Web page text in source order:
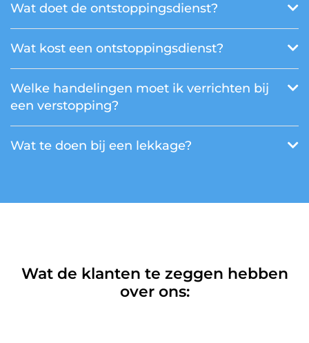
Wat doet de ontstoppingsdienst?
Wat kost een ontstoppingsdienst?
Welke handelingen moet ik verrichten bij
een verstopping?
Wat te doen bij een lekkage?
Wat de klanten te zeggen hebben
over ons: